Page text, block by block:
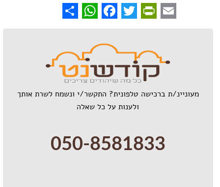
Email
PrintFriendly
Twitter
Facebook
WhatsApp
Share
מעוניינ/ת ברכישה טלפונית? התקשר/י ונשמח לשרת אותך
ולענות על כל שאלה
050-8581833